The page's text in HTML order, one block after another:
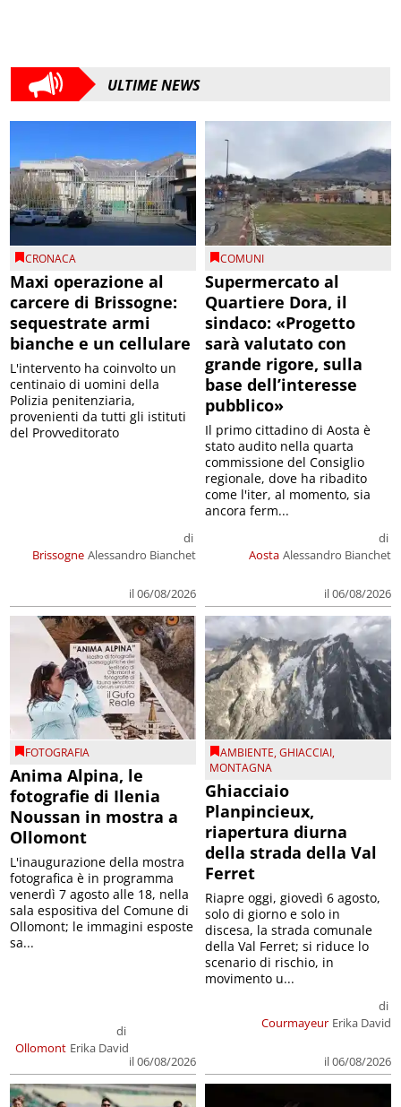
ULTIME NEWS
CRONACA
Maxi operazione al
carcere di Brissogne:
sequestrate armi
bianche e un cellulare
Brissogne
di
Alessandro Bianchet
il 06/08/2026
L'intervento ha coinvolto un
centinaio di uomini della
Polizia penitenziaria,
provenienti da tutti gli istituti
del Provveditorato
COMUNI
Supermercato al
Quartiere Dora, il
sindaco: «Progetto
sarà valutato con
grande rigore, sulla
base dell’interesse
pubblico»
Aosta
di
Alessandro Bianchet
il 06/08/2026
Il primo cittadino di Aosta è
stato audito nella quarta
commissione del Consiglio
regionale, dove ha ribadito
come l'iter, al momento, sia
ancora ferm...
FOTOGRAFIA
Anima Alpina, le
fotografie di Ilenia
Noussan in mostra a
Ollomont
Ollomont
di
Erika David
il 06/08/2026
L'inaugurazione della mostra
fotografica è in programma
venerdì 7 agosto alle 18, nella
sala espositiva del Comune di
Ollomont; le immagini esposte
sa...
AMBIENTE,GHIACCIAI,
MONTAGNA
Ghiacciaio
Planpincieux,
riapertura diurna
della strada della Val
Ferret
Courmayeur
di
Erika David
il 06/08/2026
Riapre oggi, giovedì 6 agosto,
solo di giorno e solo in
discesa, la strada comunale
della Val Ferret; si riduce lo
scenario di rischio, in
movimento u...